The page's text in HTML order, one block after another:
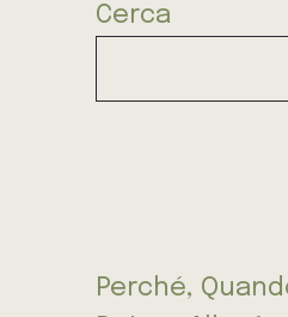
Cerca
Perché,